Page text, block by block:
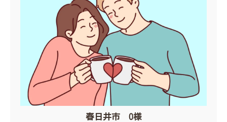
春日井市 O様